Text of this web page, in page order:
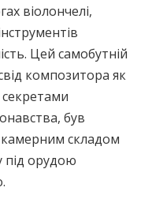
віолончелі,
Цей самобутній
композитора як
був
складом
під орудою